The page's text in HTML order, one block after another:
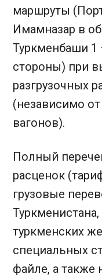
маршруты
Имамназар в
Туркменбаши 1
стороны) при
разгрузочных
(независимо
вагонов).
Полный
расценок
грузовые
туркменских
специальных
файле, а также